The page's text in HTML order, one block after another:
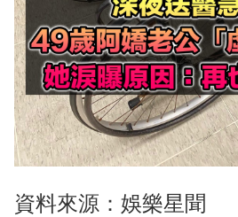
資料來源： 娛樂星聞